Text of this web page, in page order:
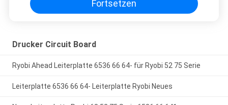
Fortsetzen
Drucker Circuit Board
Ryobi Ahead Leiterplatte 6536 66 64- für Ryobi 52 75 Serie
Leiterplatte 6536 66 64- Leiterplatte Ryobi Neues